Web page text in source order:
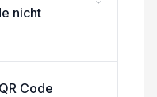
nicht
Code